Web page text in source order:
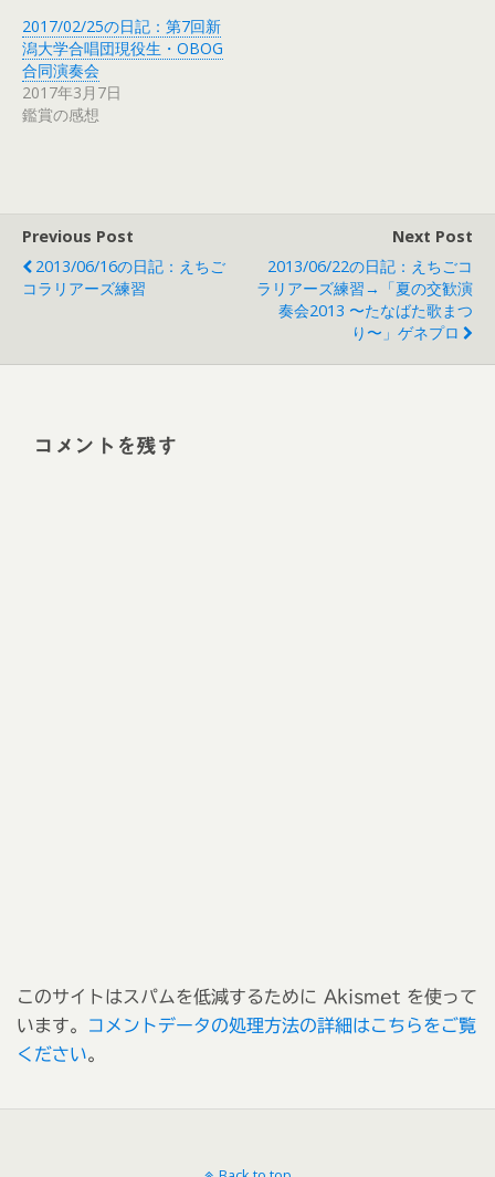
2017/02/25の日記：第7回新
潟大学合唱団現役生・OBOG
合同演奏会
2017年3月7日
鑑賞の感想
Previous Post
2013/06/16の日記：えちご
コラリアーズ練習
Next Post
2013/06/22の日記：えちごコ
ラリアーズ練習→「夏の交歓演
奏会2013 〜たなばた歌まつ
り〜」ゲネプロ
コメントを残す
このサイトはスパムを低減するために Akismet を使って
います。
コメントデータの処理方法の詳細はこちらをご覧
ください。